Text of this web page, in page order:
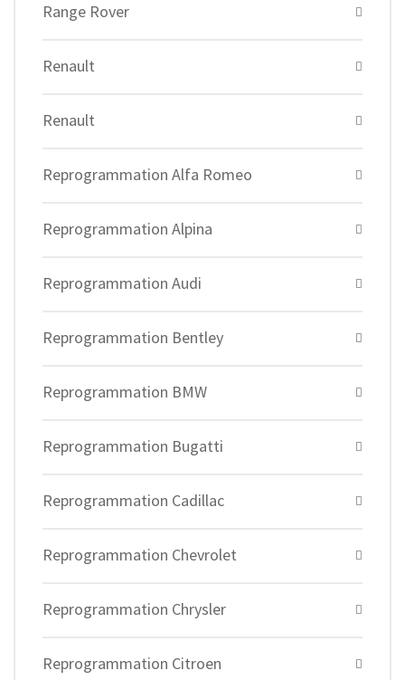
Range Rover
Renault
Renault
Reprogrammation Alfa Romeo
Reprogrammation Alpina
Reprogrammation Audi
Reprogrammation Bentley
Reprogrammation BMW
Reprogrammation Bugatti
Reprogrammation Cadillac
Reprogrammation Chevrolet
Reprogrammation Chrysler
Reprogrammation Citroen